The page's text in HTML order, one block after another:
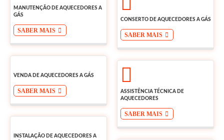
MANUTENÇÃO DE AQUECEDORES A
GÁS
SABER MAIS
VENDA DE AQUECEDORES A GÁS
SABER MAIS
INSTALAÇÃO DE AQUECEDORES A
CONSERTO DE AQUECEDORES A GÁS
SABER MAIS
ASSISTÊNCIA TÉCNICA DE
AQUECEDORES
SABER MAIS